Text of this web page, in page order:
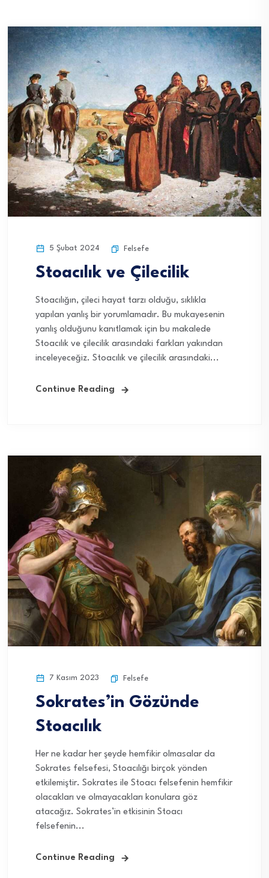
5 Şubat 2024 Felsefe
Stoacılık ve Çilecilik
Stoacılığın, çileci hayat tarzı olduğu, sıklıkla
yapılan yanlış bir yorumlamadır. Bu mukayesenin
yanlış olduğunu kanıtlamak için bu makalede
Stoacılık ve çilecilik arasındaki farkları yakından
inceleyeceğiz. Stoacılık ve çilecilik arasındaki...
Continue Reading
7 Kasım 2023 Felsefe
Sokrates’in Gözünde
Stoacılık
Her ne kadar her şeyde hemfikir olmasalar da
Sokrates felsefesi, Stoacılığı birçok yönden
etkilemiştir. Sokrates ile Stoacı felsefenin hemfikir
olacakları ve olmayacakları konulara göz
atacağız. Sokrates’in etkisinin Stoacı
felsefenin...
Continue Reading